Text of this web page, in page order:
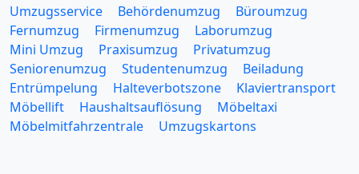
Umzugsservice Behördenumzug
Büroumzug
Fernumzug
Firmenumzug
Laborumzug
Mini Umzug
Praxisumzug
Privatumzug
Seniorenumzug
Studentenumzug
Beiladung
Entrümpelung
Halteverbotszone
Klaviertransport
Möbellift
Haushaltsauflösung
Möbeltaxi
Möbelmitfahrzentrale
Umzugskartons